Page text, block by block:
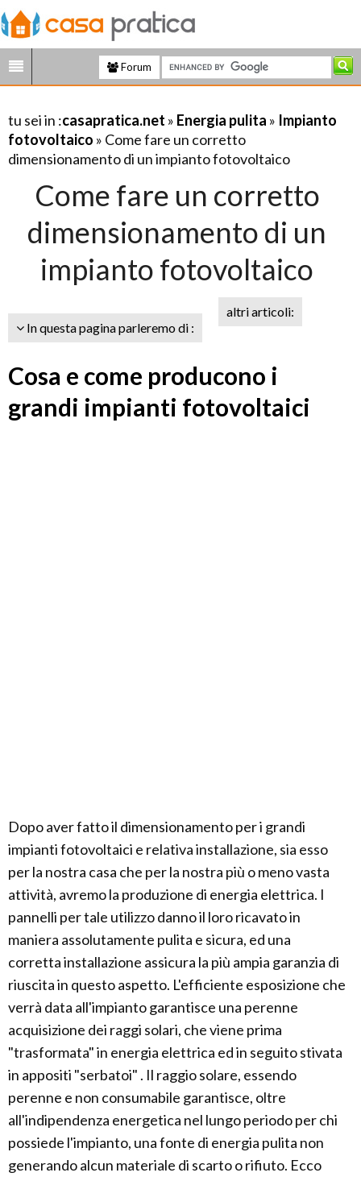
Forum
tu sei in :casapratica.net » Energia pulita » Impianto
fotovoltaico » Come fare un corretto
dimensionamento di un impianto fotovoltaico
Come fare un corretto
dimensionamento di un
impianto fotovoltaico
In questa pagina parleremo di :
altri articoli:
Cosa e come producono i
grandi impianti fotovoltaici
Dopo aver fatto il dimensionamento per i grandi
impianti fotovoltaici e relativa installazione, sia esso
per la nostra casa che per la nostra più o meno vasta
attività, avremo la produzione di energia elettrica. I
pannelli per tale utilizzo danno il loro ricavato in
maniera assolutamente pulita e sicura, ed una
corretta installazione assicura la più ampia garanzia di
riuscita in questo aspetto. L'efficiente esposizione che
verrà data all'impianto garantisce una perenne
acquisizione dei raggi solari, che viene prima
"trasformata" in energia elettrica ed in seguito stivata
in appositi "serbatoi" . Il raggio solare, essendo
perenne e non consumabile garantisce, oltre
all'indipendenza energetica nel lungo periodo per chi
possiede l'impianto, una fonte di energia pulita non
generando alcun materiale di scarto o rifiuto. Ecco